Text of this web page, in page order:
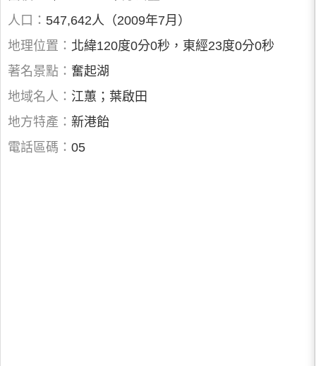
人口： 547,642人（2009年7月）
地理位置： 北緯120度0分0秒，東經23度0分0秒
著名景點： 奮起湖
地域名人： 江蕙；葉啟田
地方特產： 新港飴
電話區碼： 05